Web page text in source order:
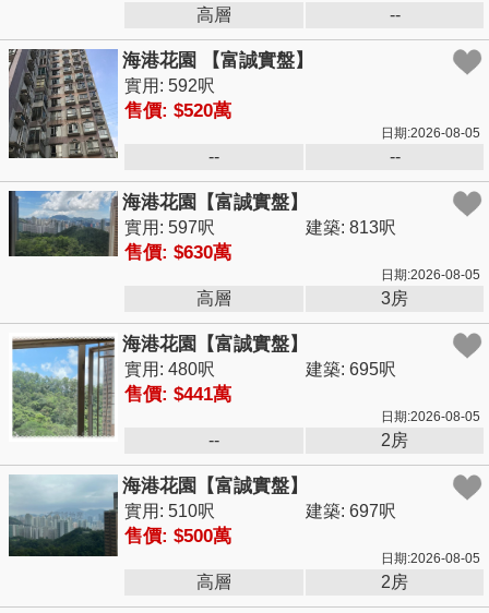
高層 --
海港花園 【富誠實盤】
實用: 592呎
售價: $520萬
日期:2026-08-05
-- --
海港花園【富誠實盤】
實用: 597呎 建築: 813呎
售價: $630萬
日期:2026-08-05
高層 3房
海港花園【富誠實盤】
實用: 480呎 建築: 695呎
售價: $441萬
日期:2026-08-05
-- 2房
海港花園【富誠實盤】
實用: 510呎 建築: 697呎
售價: $500萬
日期:2026-08-05
高層 2房